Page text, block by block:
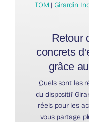
TOM | Girardin
Retour
concrets
grâce
Quels sont les
du dispositif
réels pour les
vous partage